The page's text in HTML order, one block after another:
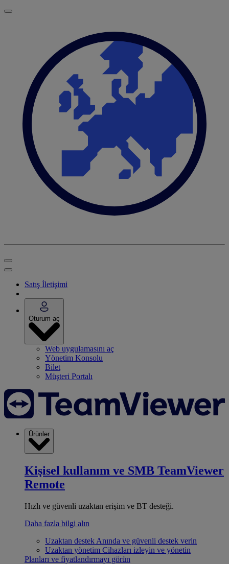
Satış İletişimi
Oturum aç
Web uygulamasını aç
Yönetim Konsolu
Bilet
Müşteri Portalı
Ürünler
Kişisel kullanım ve SMB TeamViewer
Remote
Hızlı ve güvenli uzaktan erişim ve BT desteği.
Daha fazla bilgi alın
Uzaktan destek Anında ve güvenli destek verin
Uzaktan yönetim Cihazları izleyin ve yönetin
Planları ve fiyatlandırmayı görün